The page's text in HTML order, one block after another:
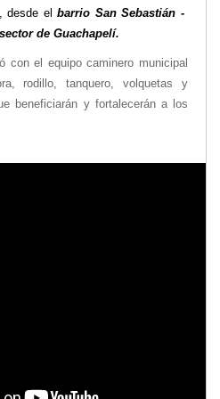
desde elbarrio San Sebastián -
de Guachapelí.
con el equipo caminero municipal
rodillo, tanquero, volquetas y
beneficiarán y fortalecerán a los